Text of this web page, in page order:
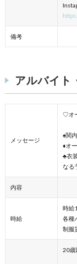
備考
アルバイト
メッセージ
♡オ
♠️関
♦️オ
♣️衣
な
内容
時給
時給
各種
制服
20歳